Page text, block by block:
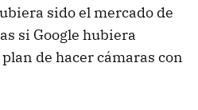
sido el mercado de
si Google hubiera
de hacer cámaras con